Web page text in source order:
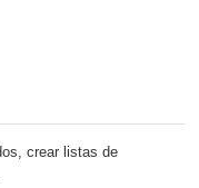
crear listas de